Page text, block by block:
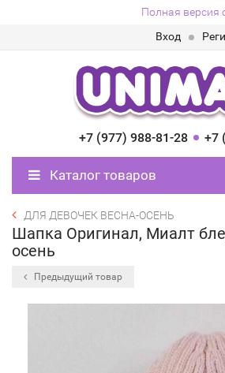
Полная версия
Вход
+7 (977) 988-81-28 +7
Каталог товаров
ДЛЯ ДЕВОЧЕК ВЕСНА-ОСЕНЬ
Шапка Оригинал, Миалт
осень
Предыдущий товар